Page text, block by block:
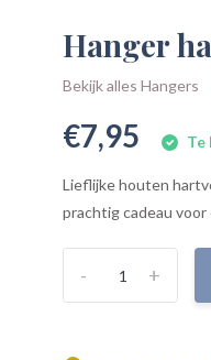
Hanger
Bekijk alles Hangers
€7,95 Te
Lieflijke houten
prachtig cadeau
+
-